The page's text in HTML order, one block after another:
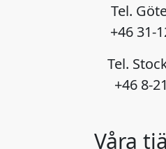
Tel.
+46 31-
Tel.
+46 8-
Våra